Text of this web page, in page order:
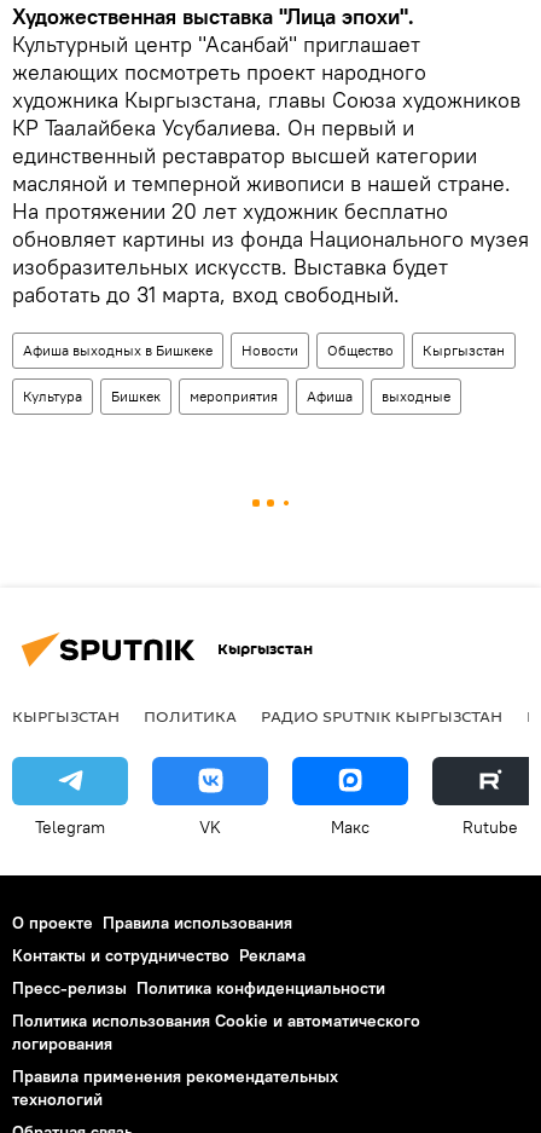
Художественная выставка "Лица эпохи".
Культурный центр "Асанбай" приглашает
желающих посмотреть проект народного
художника Кыргызстана, главы Союза художников
КР Таалайбека Усубалиева. Он первый и
единственный реставратор высшей категории
масляной и темперной живописи в нашей стране.
На протяжении 20 лет художник бесплатно
обновляет картины из фонда Национального музея
изобразительных искусств. Выставка будет
работать до 31 марта, вход свободный.
Афиша выходных в Бишкеке Новости Общество Кыргызстан
Культура Бишкек мероприятия Афиша выходные
Кыргызстан
КЫРГЫЗСТАН ПОЛИТИКА РАДИО SPUTNIK КЫРГЫЗСТАН
Telegram VK Макс Rutube
О проекте Правила использования
Контакты и сотрудничество Реклама
Пресс-релизы Политика конфиденциальности
Политика использования Cookie и автоматического
логирования
Правила применения рекомендательных
технологий